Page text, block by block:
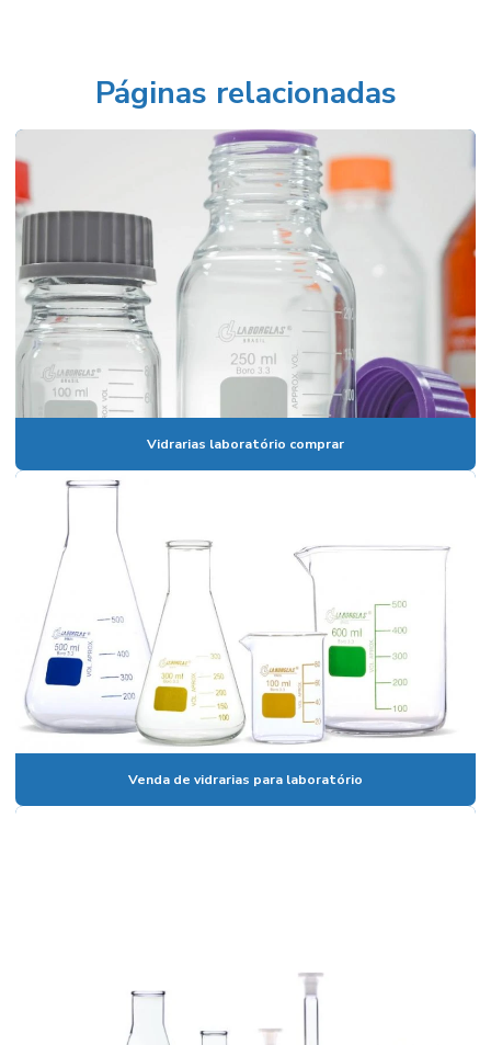
Balança semi analítica
Balanças industriais preços
Balão fundo redondo
Balão volumétrico comprar
Balão volumétrico preço
Balão volumétrico de vidro
Banho para calibração de termômetros
Banho de circulação
Banho maria digital
Banho maria digital para laboratório
Banho maria de laboratório preço
Banho termostático com circulação externa
Banho termostático lauda
Banho termostatizado com refrigeração e circulação
Banho de ultrassom
Banho viscosidade cinemática
Bomba de vácuo de palhetas rotativas
Páginas relacionadas
Vidrarias laboratório comprar
Venda de vidrarias para laboratório